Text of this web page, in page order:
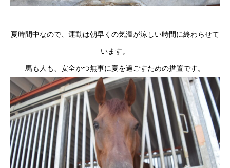
夏時間中なので、運動は朝早くの気温が涼しい時間に終わらせて
います。
馬も人も、安全かつ無事に夏を過ごすための措置です。